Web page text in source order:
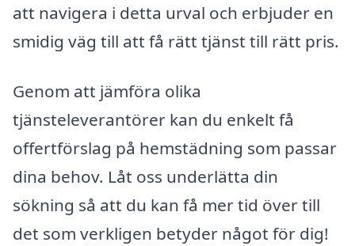
att navigera i detta urval och erbjuder en
smidig väg till att få rätt tjänst till rätt pris.
Genom att jämföra olika
tjänsteleverantörer kan du enkelt få
offertförslag på hemstädning som passar
dina behov. Låt oss underlätta din
sökning så att du kan få mer tid över till
det som verkligen betyder något för dig!